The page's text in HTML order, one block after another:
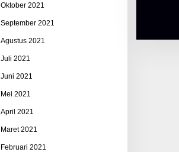
Oktober 2021
September 2021
Agustus 2021
Juli 2021
Juni 2021
Mei 2021
April 2021
Maret 2021
Februari 2021